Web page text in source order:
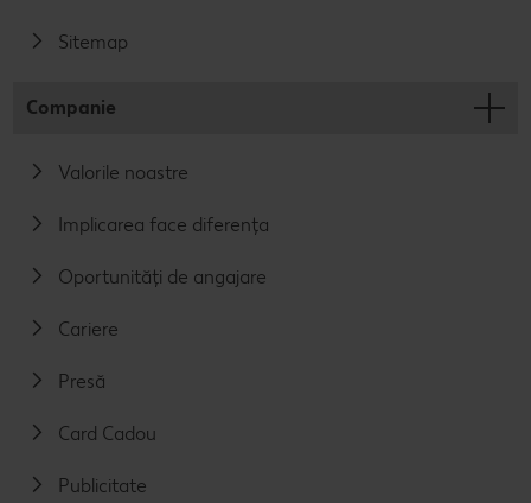
Sitemap
Companie
Valorile noastre
Implicarea face diferența
Oportunități de angajare
Cariere
Presă
Card Cadou
Publicitate